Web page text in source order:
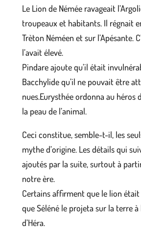
Le Lion de Némée ravageait
troupeaux et habitants. Il régnait
Trèton Néméen et sur l’Apésante.
l’avait élevé.
Pindare ajoute qu’il était
Bacchylide qu’il ne pouvait être
nues.Eurysthée ordonna au héros
la peau de l’animal.
Ceci constitue, semble-t-il, les
mythe d’origine. Les détails qui
ajoutés par la suite, surtout à
notre ère.
Certains affirment que le lion
que Séléné le projeta sur la terre
d’Héra.